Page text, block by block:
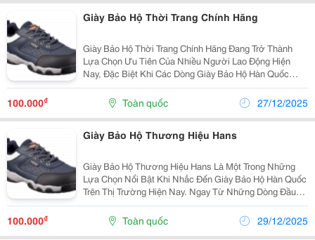
Giày Bảo Hộ Thời Trang Chính Hãng
Giày Bảo Hộ Thời Trang Chính Hãng Đang Trở Thành
Lựa Chọn Ưu Tiên Của Nhiều Người Lao Động Hiện
Nay, Đặc Biệt Khi Các Dòng Giày Bảo Hộ Hàn Quốc
Ngày Càng Được Ưa Chuộng Nhờ Thiết Kế Hiện Đại,
Trẻ Trung Nhưng Vẫn Đảm Bảo An Toàn Lao Động. Ngay
Từ Đầu,...
100.000₫ Toàn quốc 27/12/2025
Giày Bảo Hộ Thương Hiệu Hans
Giày Bảo Hộ Thương Hiệu Hans Là Một Trong Những
Lựa Chọn Nổi Bật Khi Nhắc Đến Giày Bảo Hộ Hàn Quốc
Trên Thị Trường Hiện Nay. Ngay Từ Những Dòng Đầu
Tiên, Có Thể Thấy Giày Bảo Hộ Hàn Quốc Luôn Được
Đánh Giá Cao Nhờ Sự Kết Hợp Giữa Công Nghệ Hiện
100.000₫ Toàn quốc 29/12/2025